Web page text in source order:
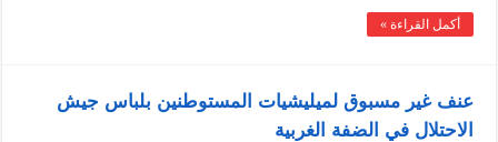
أكمل القراءة »
عنف غير مسبوق لميليشيات المستوطنين بلباس جيش
الاحتلال في الضفة الغربية